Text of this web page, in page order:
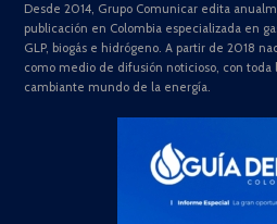
Desde 2014, Grupo Comunicar edita
publicación en Colombia especializada en
GLP, biogás e hidrógeno. A partir de 2018
como medio de difusión noticioso, con
cambiante mundo de la energía.